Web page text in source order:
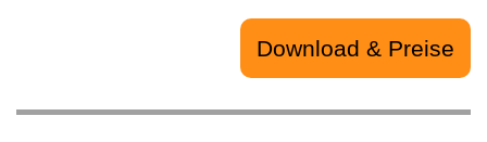
Download & Preise